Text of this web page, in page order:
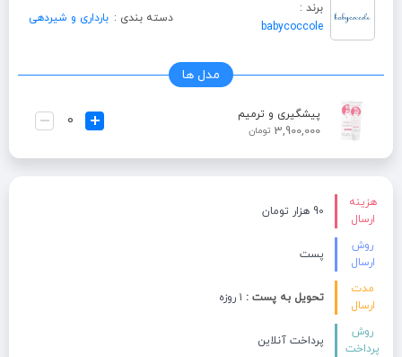
برند :
babycoccole
دسته بندی : بارداری و شیردهی
مدل ها
پیشگیری و ترمیم
3,900,000 تومان
هزینه
ارسال
90 هزار تومان
روش
ارسال
پست
مدت
ارسال
تحویل به پست :
روش
پرداخت
پرداخت آنلاین